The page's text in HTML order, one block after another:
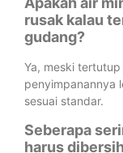
rusak kalau
gudang?
Ya, meski
penyimpanannya
sesuai standar.
Seberapa
harus